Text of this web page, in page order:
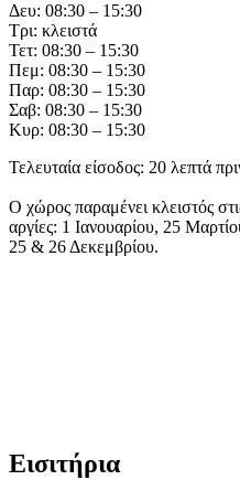
Δευ: 08:30 – 15:30
Τρι: κλειστά
Τετ: 08:30 – 15:30
Πεμ: 08:30 – 15:30
Παρ: 08:30 – 15:30
Σαβ: 08:30 – 15:30
Κυρ: 08:30 – 15:30
Τελευταία είσοδος: 20 λεπτά
Ο χώρος παραμένει κλειστός
αργίες: 1 Ιανουαρίου, 25
25 & 26 Δεκεμβρίου.
Εισιτήρια